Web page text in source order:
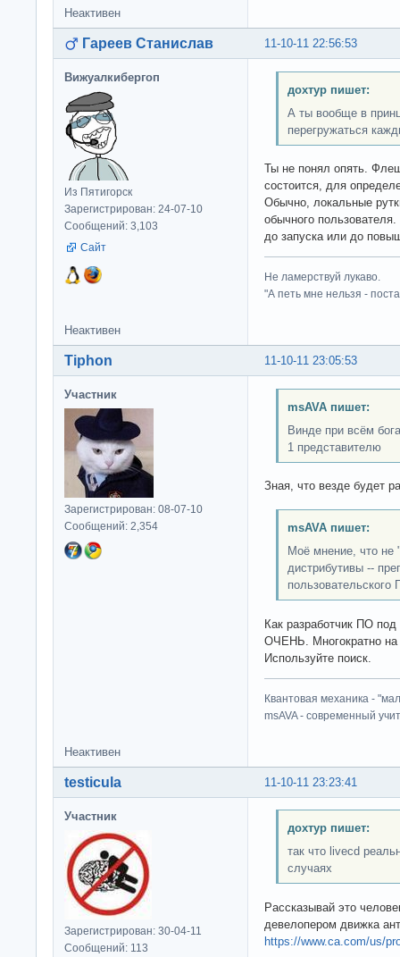
Неактивен
11-10-11 22:56:53
Гареев Станислав
Вижуалкибергоп
Из Пятигорск
Зарегистрирован: 24-07-10
Сообщений: 3,103
Сайт
дохтур пишет:
А ты вообще в
перегружаться
Ты не понял опять.
состоится, для
Обычно, локальные
обычного
до запуска или до
Не ламерствуй лукаво.
"А петь мне нельзя -
Неактивен
11-10-11 23:05:53
Tiphon
Участник
Зарегистрирован: 08-07-10
Сообщений: 2,354
msAVA пишет:
Винде при всём
1 представителю
Зная, что везде будет
msAVA пишет:
Моё мнение, что не
дистрибутивы --
пользовательского
Как разработчик ПО
ОЧЕНЬ. Многократно
Используйте поиск.
Квантовая механика -
msAVA - современный
Неактивен
11-10-11 23:23:41
testicula
Участник
Зарегистрирован: 30-04-11
Сообщений: 113
дохтур пишет:
так что livecd
случаях
Рассказывай это
девелопером движка
https://www.ca.com/us/